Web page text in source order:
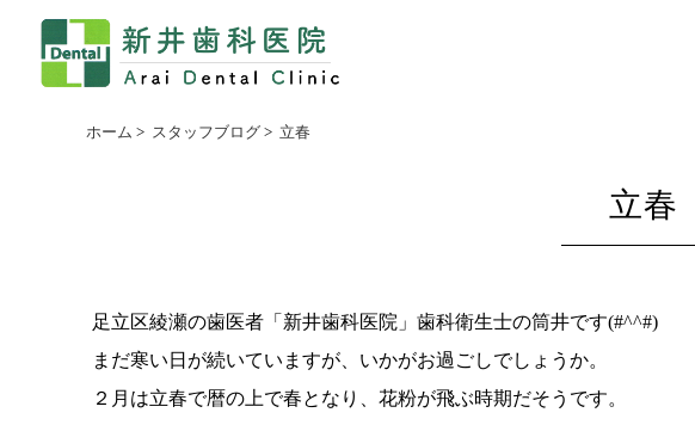
ホーム > スタッフブログ > 立春
立春
足立区綾瀬の歯医者「新井歯科医院」歯科衛生士の筒井です(#^^#)
まだ寒い日が続いていますが、いかがお過ごしでしょうか。
２月は立春で暦の上で春となり、花粉が飛ぶ時期だそうです。